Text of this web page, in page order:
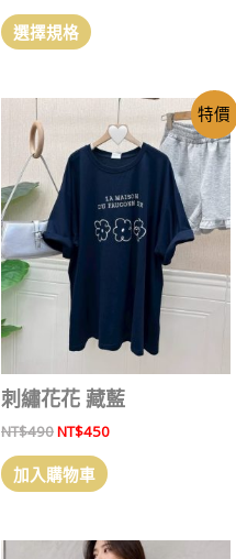
選擇規格
特價
刺繡花花 藏藍
NT$490NT$450
加入購物車